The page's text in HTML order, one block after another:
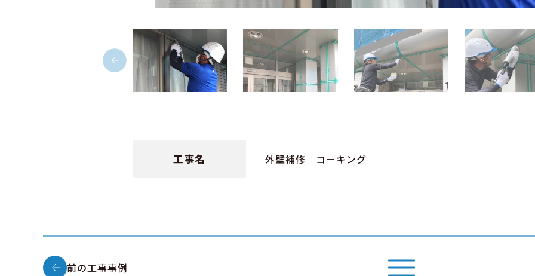
工事名 外壁補修 コーキング
前の工事事例